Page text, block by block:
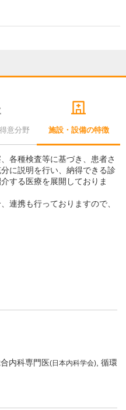
意分野 施設・設備の特徴
各種検査等に基づき、患者さ
に説明を行い、納得できる診
する医療を展開しておりま
連携も行っておりますので、
内科専門医(日本内科学会) 循環